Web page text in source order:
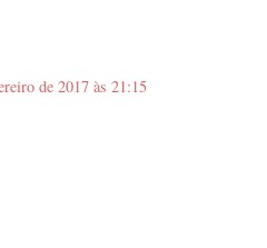
de 2017 às 21:15